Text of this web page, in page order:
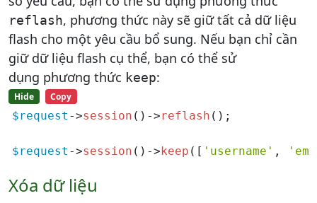
reflash, phương thức này sẽ giữ tất cả dữ liệu
flash cho một yêu cầu bổ sung. Nếu bạn chỉ cần
giữ dữ liệu flash cụ thể, bạn có thể sử
dụng phương thức keep:
Hide Copy
$request ->session ()->reflash ();
$request ->session ()->keep ([ 'username' ,
Xóa dữ liệu